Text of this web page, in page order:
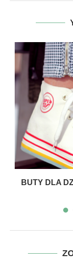
BUTY DLA